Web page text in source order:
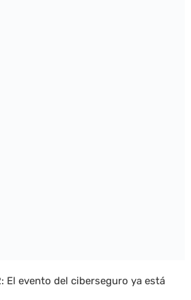
El evento del ciberseguro ya está